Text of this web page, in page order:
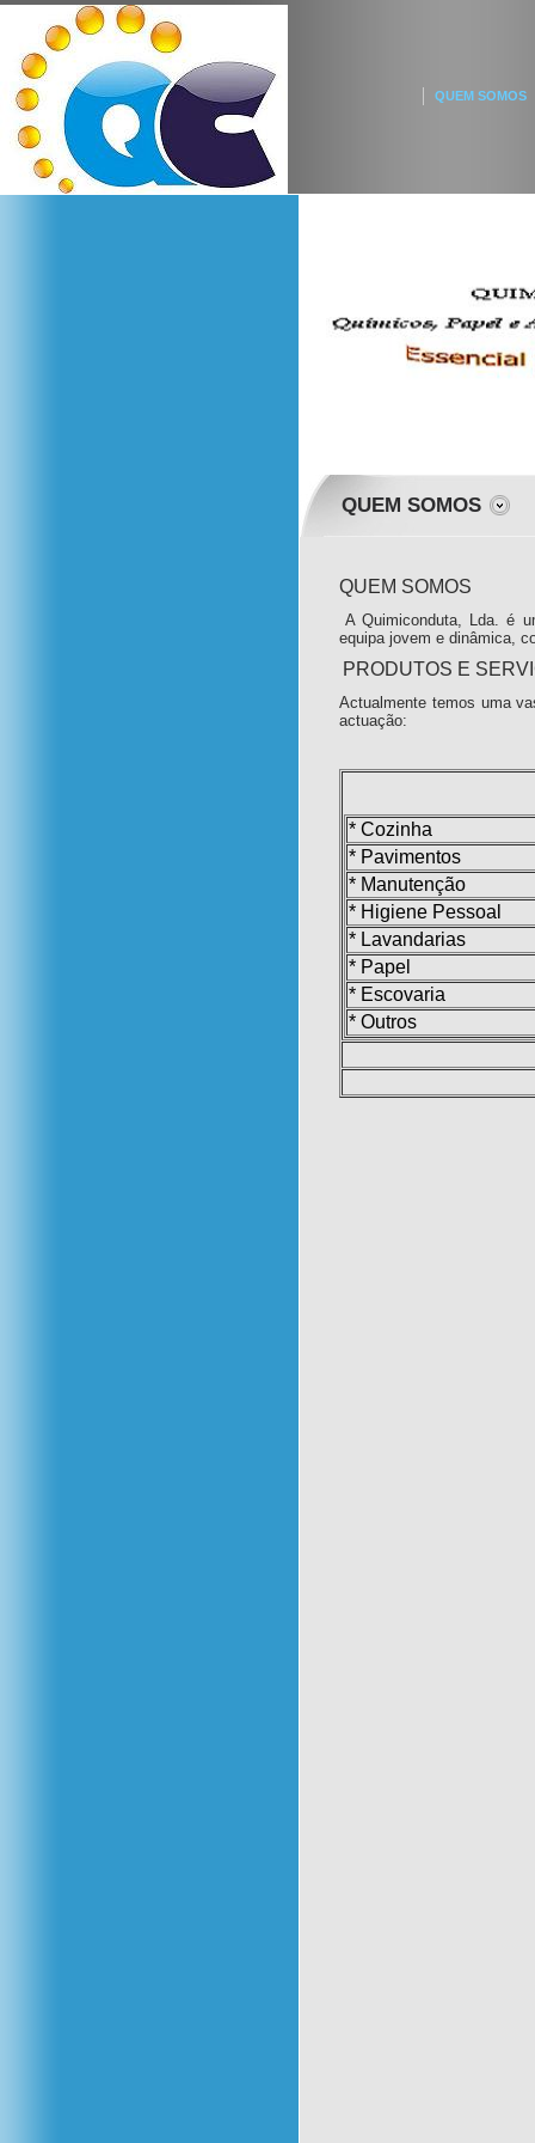
QUEM SOMOS
QUEM SOMOS
QUEM SOMOS
A Quimiconduta, Lda. é
equipa jovem e dinâmica,
PRODUTOS E
Actualmente temos uma
actuação:
* Cozinha
* Pavimentos
* Manutenção
* Higiene Pessoal
* Lavandarias
* Papel
* Escovaria
* Outros